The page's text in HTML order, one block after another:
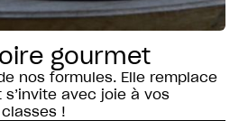
gourmet
nos formules. Elle remplace
avec joie à vos
!